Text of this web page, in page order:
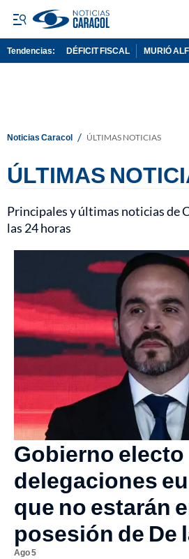
Tendencias: DÉFICIT FISCAL MURIÓ
Noticias Caracol / ÚLTIMAS NOTICIAS
ÚLTIMAS
Principales y últimas noticias de
las 24 horas
Ago 5
Gobierno electo
delegaciones
que no estarán
posesión de De